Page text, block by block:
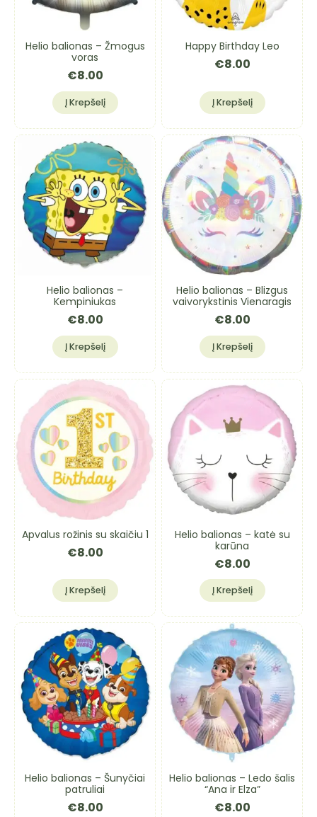
Helio balionas – Žmogus
voras
€8.00
Į Krepšelį
Happy Birthday Leo
€8.00
Į Krepšelį
Helio balionas –
Kempiniukas
€8.00
Į Krepšelį
Helio balionas – Blizgus
vaivorykstinis Vienaragis
€8.00
Į Krepšelį
Apvalus rožinis su skaičiu 1
€8.00
Į Krepšelį
Helio balionas – katė su
karūna
€8.00
Į Krepšelį
Helio balionas – Šunyčiai
patruliai
€8.00
Helio balionas – Ledo šalis
“Ana ir Elza”
€8.00